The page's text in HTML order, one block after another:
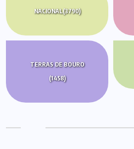
NACIONAL(3790)
TERRAS DE BOURO
(1458)